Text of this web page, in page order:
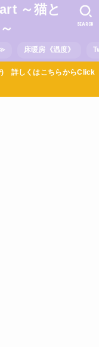
～猫と
床暖房《温度》
SEARCH
) 詳しくはこちらからClick